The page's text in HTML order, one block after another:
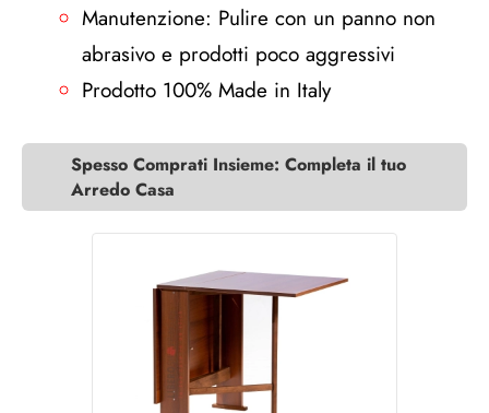
Manutenzione: Pulire con un panno non
abrasivo e prodotti poco aggressivi
Prodotto 100% Made in Italy
Spesso Comprati Insieme: Completa il tuo
Arredo Casa